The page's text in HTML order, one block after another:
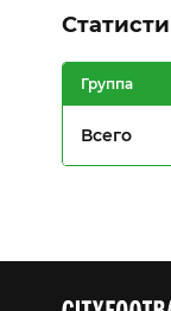
Группа
Всего